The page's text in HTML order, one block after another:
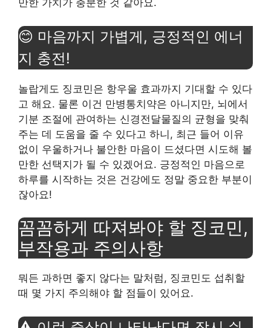
만한 가치가 충분한 것 같아요.
😊 마음까지 가볍게, 긍정적인 에너
지 충전!
놀랍게도 징코민은 항우울 효과까지 기대할 수 있다
고 해요. 물론 이건 만병통치약은 아니지만, 뇌에서
기분 조절에 관여하는 신경전달물질의 균형을 맞춰
주는 데 도움을 줄 수 있다고 하니, 최근 들어 이유
없이 우울하거나 불안한 마음이 드셨다면 시도해 볼
만한 선택지가 될 수 있겠어요. 긍정적인 마음으로
하루를 시작하는 것은 건강에도 정말 중요한 부분이
잖아요!
꼼꼼하게 따져봐야 할 징코민,
부작용과 주의사항
뭐든 과하면 좋지 않다는 말처럼, 징코민도 섭취할
때 몇 가지 주의해야 할 점들이 있어요.